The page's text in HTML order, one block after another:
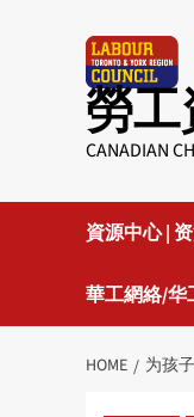
勞
CANADIAN
資源中心 |
華工網絡/华
HOME 为孩